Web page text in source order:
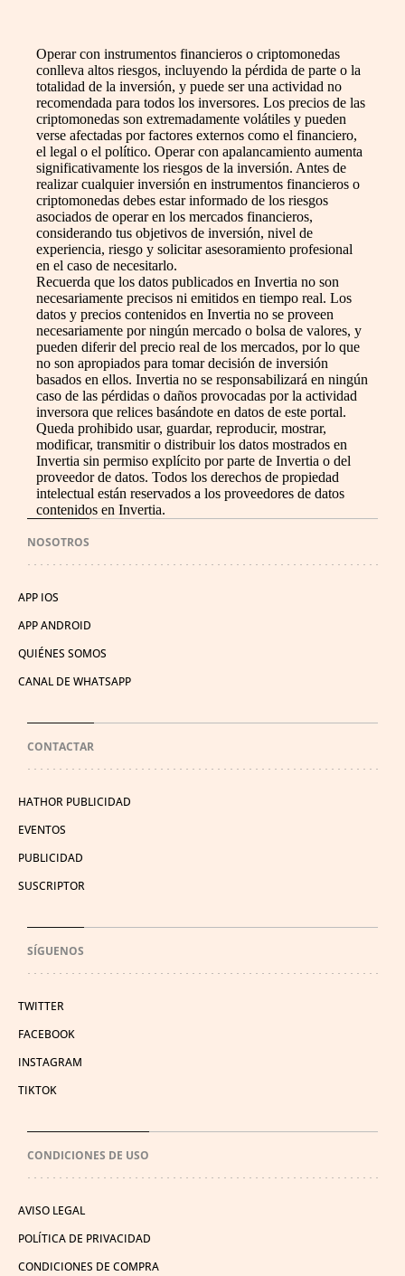
Operar con instrumentos financieros o criptomonedas
conlleva altos riesgos, incluyendo la pérdida de parte o la
totalidad de la inversión, y puede ser una actividad no
recomendada para todos los inversores. Los precios de las
criptomonedas son extremadamente volátiles y pueden
verse afectadas por factores externos como el financiero,
el legal o el político. Operar con apalancamiento aumenta
significativamente los riesgos de la inversión. Antes de
realizar cualquier inversión en instrumentos financieros o
criptomonedas debes estar informado de los riesgos
asociados de operar en los mercados financieros,
considerando tus objetivos de inversión, nivel de
experiencia, riesgo y solicitar asesoramiento profesional
en el caso de necesitarlo.
Recuerda que los datos publicados en Invertia no son
necesariamente precisos ni emitidos en tiempo real. Los
datos y precios contenidos en Invertia no se proveen
necesariamente por ningún mercado o bolsa de valores, y
pueden diferir del precio real de los mercados, por lo que
no son apropiados para tomar decisión de inversión
basados en ellos. Invertia no se responsabilizará en ningún
caso de las pérdidas o daños provocadas por la actividad
inversora que relices basándote en datos de este portal.
Queda prohibido usar, guardar, reproducir, mostrar,
modificar, transmitir o distribuir los datos mostrados en
Invertia sin permiso explícito por parte de Invertia o del
proveedor de datos. Todos los derechos de propiedad
intelectual están reservados a los proveedores de datos
contenidos en Invertia.
NOSOTROS
APP IOS
APP ANDROID
QUIÉNES SOMOS
CANAL DE WHATSAPP
CONTACTAR
HATHOR PUBLICIDAD
EVENTOS
PUBLICIDAD
SUSCRIPTOR
SÍGUENOS
TWITTER
FACEBOOK
INSTAGRAM
TIKTOK
CONDICIONES DE USO
AVISO LEGAL
POLÍTICA DE PRIVACIDAD
CONDICIONES DE COMPRA